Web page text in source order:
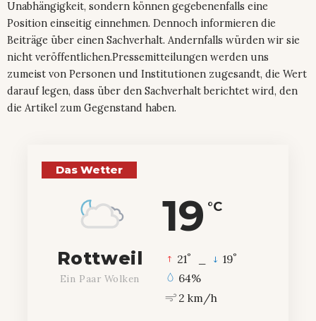
Unabhängigkeit, sondern können gegebenenfalls eine
Position einseitig einnehmen. Dennoch informieren die
Beiträge über einen Sachverhalt. Andernfalls würden wir sie
nicht veröffentlichen.Pressemitteilungen werden uns
zumeist von Personen und Institutionen zugesandt, die Wert
darauf legen, dass über den Sachverhalt berichtet wird, den
die Artikel zum Gegenstand haben.
Das Wetter
19 °C
Rottweil
Ein Paar Wolken
21° 19°
64%
2 km/h